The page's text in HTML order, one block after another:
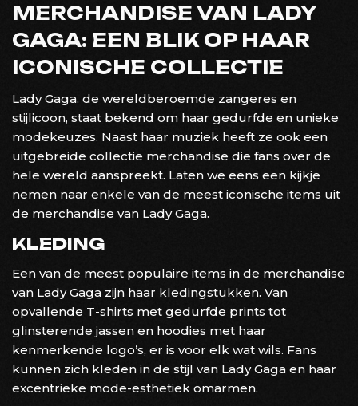
MERCHANDISE VAN LADY
GAGA: EEN BLIK OP HAAR
ICONISCHE COLLECTIE
Lady Gaga, de wereldberoemde zangeres en
stijlicoon, staat bekend om haar gedurfde en unieke
modekeuzes. Naast haar muziek heeft ze ook een
uitgebreide collectie merchandise die fans over de
hele wereld aanspreekt. Laten we eens een kijkje
nemen naar enkele van de meest iconische items uit
de merchandise van Lady Gaga.
KLEDING
Een van de meest populaire items in de merchandise
van Lady Gaga zijn haar kledingstukken. Van
opvallende T-shirts met gedurfde prints tot
glinsterende jassen en hoodies met haar
kenmerkende logo’s, er is voor elk wat wils. Fans
kunnen zich kleden in de stijl van Lady Gaga en haar
excentrieke mode-esthetiek omarmen.